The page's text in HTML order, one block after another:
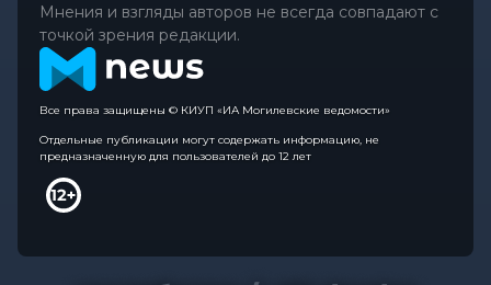
Мнения и взгляды авторов не всегда совпадают с
точкой зрения редакции.
Все права защищены © КИУП «ИА Могилевские ведомости»
Отдельные публикации могут содержать информацию, не
предназначенную для пользователей до 12 лет